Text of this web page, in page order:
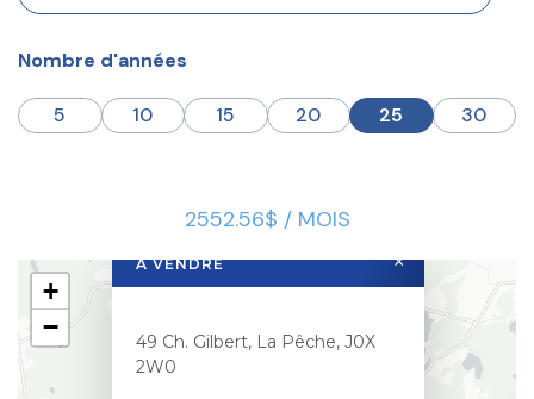
Nombre d'années
5 10 15 20 25 30
2552.56$ / MOIS
À VENDRE
49 Ch. Gilbert, La Pêche, J0X
2W0
×
+
−